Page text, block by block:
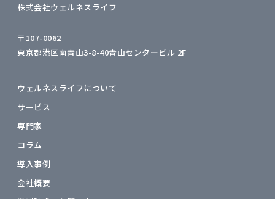
株式会社ウェルネスライフ
〒107-0062
東京都港区南青山3-8-40青山センタービル 2F
ウェルネスライフについて
サービス
専門家
コラム
導入事例
会社概要